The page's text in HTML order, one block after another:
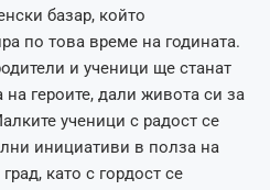
базар, който
по това време на годината.
и ученици ще станат
героите, дали живота си за
ученици с радост се
инициативи в полза на
като с гордост се